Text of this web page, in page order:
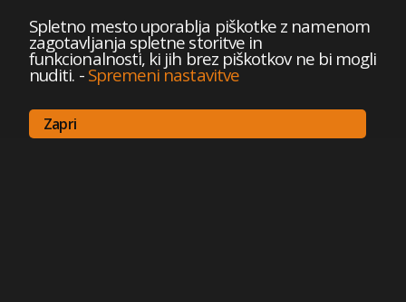
Spletno mesto uporablja piškotke z namenom
zagotavljanja spletne storitve in
funkcionalnosti, ki jih brez piškotkov ne bi mogli
nuditi. - Spremeni nastavitve
Zapri